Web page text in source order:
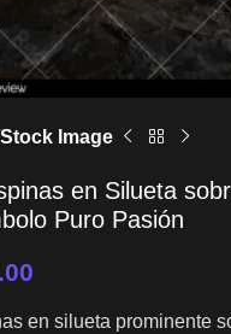
Stock Image
en Silueta
Puro Pasión
en silueta prominente